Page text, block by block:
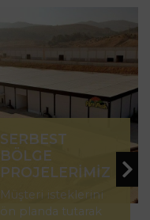
SERBEST
BÖLGE
PROJELERİMİZ
Müşteri isteklerini
ön planda tutarak